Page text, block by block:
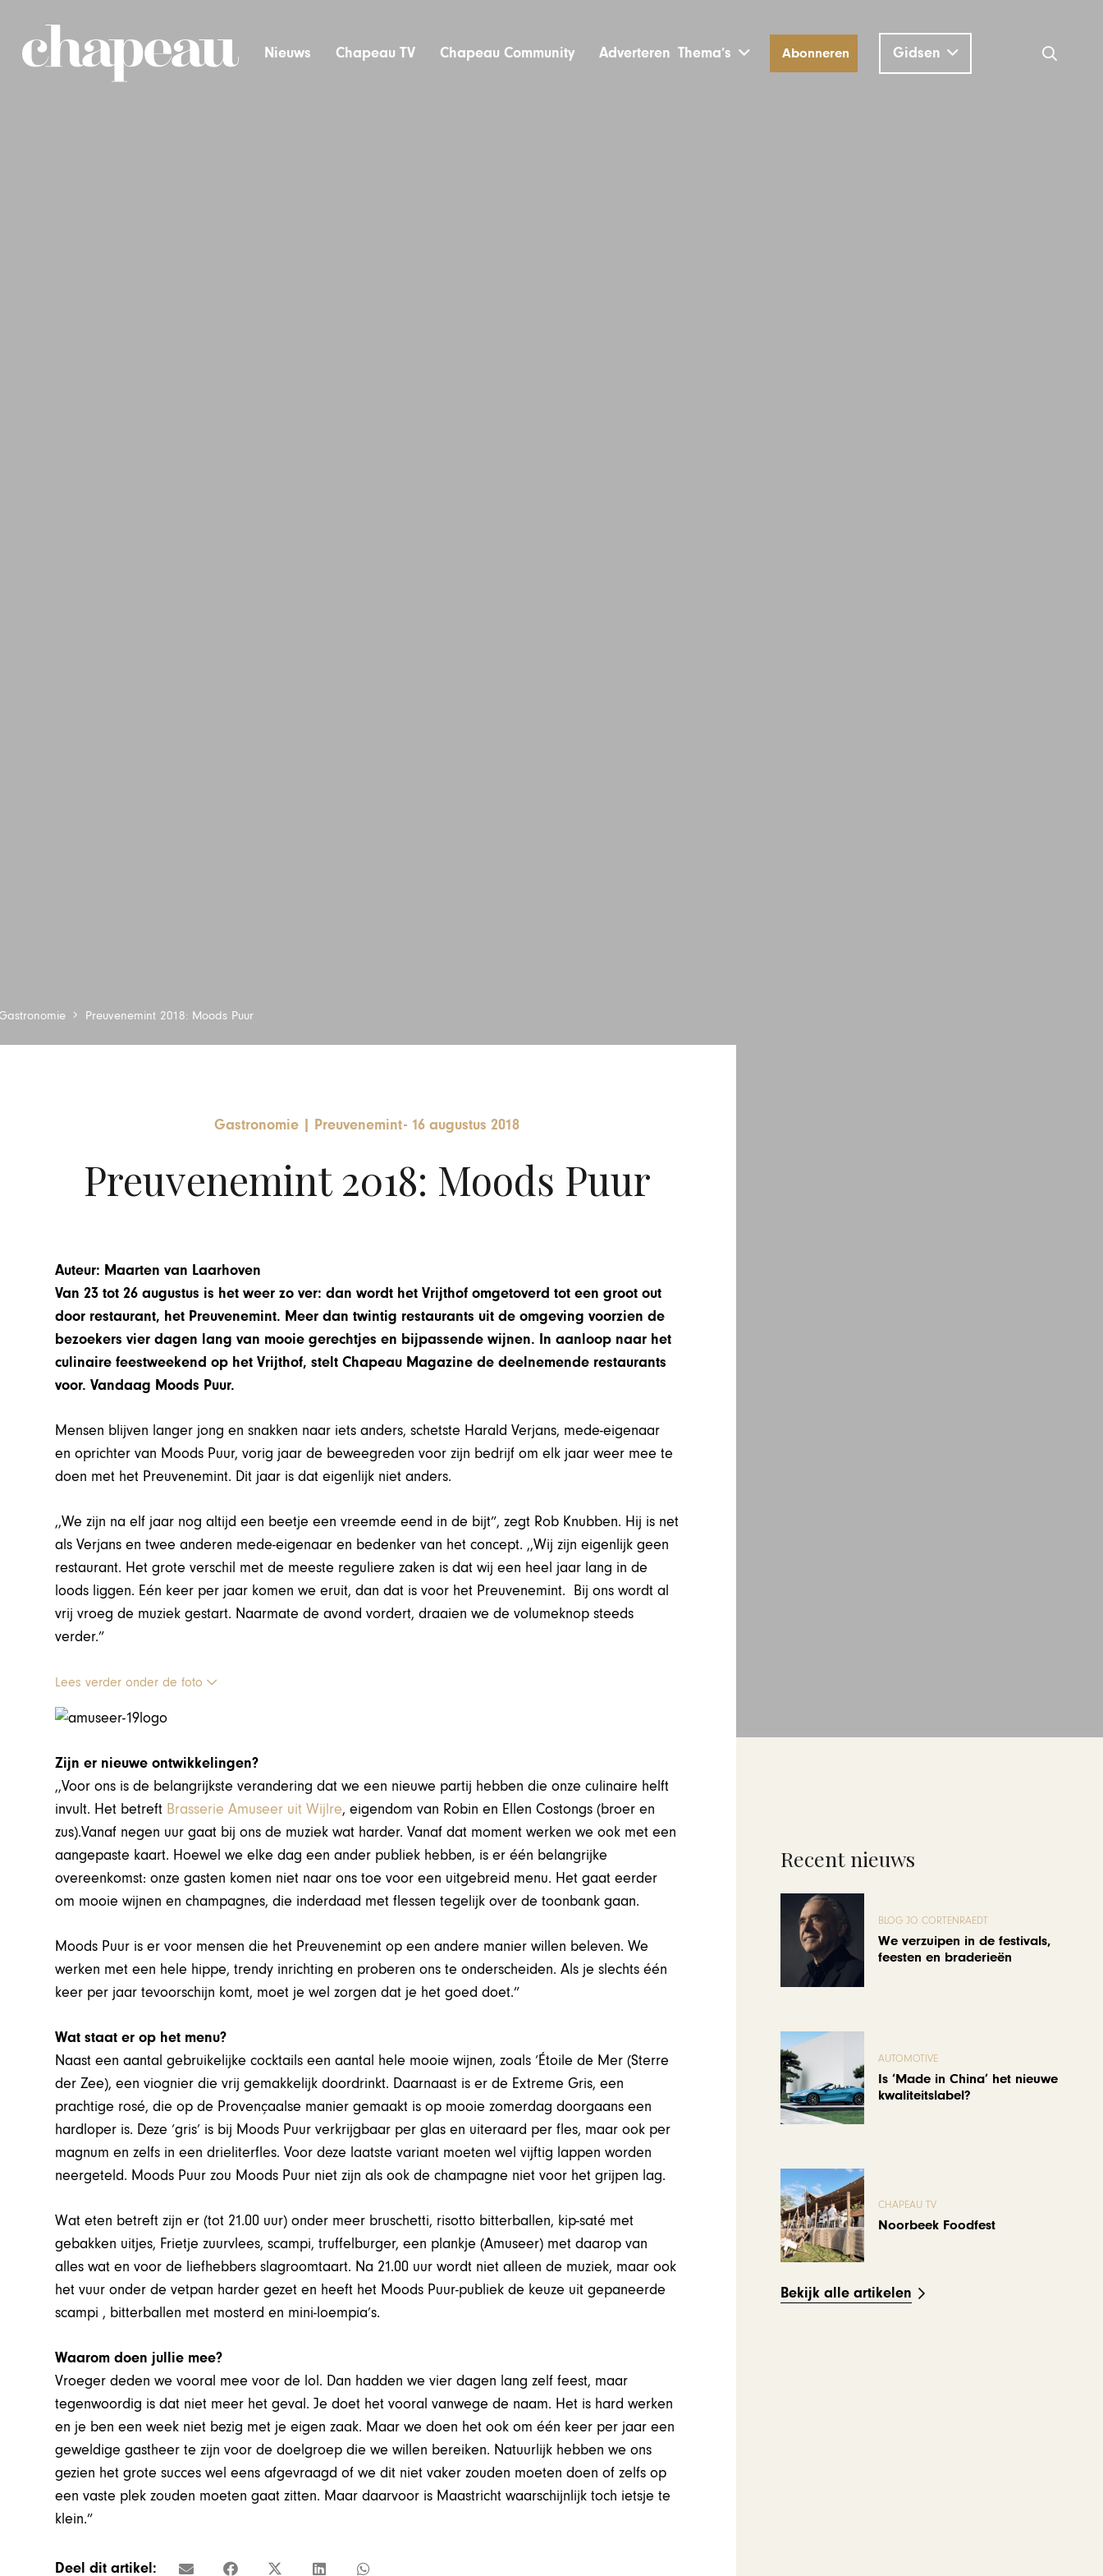
Nieuws Chapeau TV Chapeau Community Adverteren Thema’s Abonneren Gidsen
Preuvenemint 2018: Moods Puur
Gastronomie Preuvenemint- 16 augustus 2018
Preuvenemint 2018: Moods Puur
Auteur: Maarten van Laarhoven
Van 23 tot 26 augustus is het weer zo ver: dan wordt het Vrijthof omgetoverd tot een groot out
door restaurant, het Preuvenemint. Meer dan twintig restaurants uit de omgeving voorzien de
bezoekers vier dagen lang van mooie gerechtjes en bijpassende wijnen. In aanloop naar het
culinaire feestweekend op het Vrijthof, stelt Chapeau Magazine de deelnemende restaurants
voor. Vandaag Moods Puur.
Mensen blijven langer jong en snakken naar iets anders, schetste Harald Verjans, mede-eigenaar
en oprichter van Moods Puur, vorig jaar de beweegreden voor zijn bedrijf om elk jaar weer mee te
doen met het Preuvenemint. Dit jaar is dat eigenlijk niet anders.
,,We zijn na elf jaar nog altijd een beetje een vreemde eend in de bijt”, zegt Rob Knubben. Hij is net
als Verjans en twee anderen mede-eigenaar en bedenker van het concept. ,,Wij zijn eigenlijk geen
restaurant. Het grote verschil met de meeste reguliere zaken is dat wij een heel jaar lang in de
loods liggen. Eén keer per jaar komen we eruit, dan dat is voor het Preuvenemint. Bij ons wordt al
vrij vroeg de muziek gestart. Naarmate de avond vordert, draaien we de volumeknop steeds
verder.”
Lees verder onder de foto
Zijn er nieuwe ontwikkelingen?
,,Voor ons is de belangrijkste verandering dat we een nieuwe partij hebben die onze culinaire helft
invult. Het betreft Brasserie Amuseer uit Wijlre, eigendom van Robin en Ellen Costongs (broer en
zus).Vanaf negen uur gaat bij ons de muziek wat harder. Vanaf dat moment werken we ook met een
aangepaste kaart. Hoewel we elke dag een ander publiek hebben, is er één belangrijke
overeenkomst: onze gasten komen niet naar ons toe voor een uitgebreid menu. Het gaat eerder
om mooie wijnen en champagnes, die inderdaad met flessen tegelijk over de toonbank gaan.
Moods Puur is er voor mensen die het Preuvenemint op een andere manier willen beleven. We
werken met een hele hippe, trendy inrichting en proberen ons te onderscheiden. Als je slechts één
keer per jaar tevoorschijn komt, moet je wel zorgen dat je het goed doet.”
Wat staat er op het menu?
Naast een aantal gebruikelijke cocktails een aantal hele mooie wijnen, zoals ‘Étoile de Mer (Sterre
der Zee), een viognier die vrij gemakkelijk doordrinkt. Daarnaast is er de Extreme Gris, een
prachtige rosé, die op de Provençaalse manier gemaakt is op mooie zomerdag doorgaans een
hardloper is. Deze ‘gris’ is bij Moods Puur verkrijgbaar per glas en uiteraard per fles, maar ook per
magnum en zelfs in een drieliterfles. Voor deze laatste variant moeten wel vijftig lappen worden
neergeteld. Moods Puur zou Moods Puur niet zijn als ook de champagne niet voor het grijpen lag.
Wat eten betreft zijn er (tot 21.00 uur) onder meer bruschetti, risotto bitterballen, kip-saté met
gebakken uitjes, Frietje zuurvlees, scampi, truffelburger, een plankje (Amuseer) met daarop van
alles wat en voor de liefhebbers slagroomtaart. Na 21.00 uur wordt niet alleen de muziek, maar ook
het vuur onder de vetpan harder gezet en heeft het Moods Puur-publiek de keuze uit gepaneerde
scampi , bitterballen met mosterd en mini-loempia’s.
Waarom doen jullie mee?
Vroeger deden we vooral mee voor de lol. Dan hadden we vier dagen lang zelf feest, maar
tegenwoordig is dat niet meer het geval. Je doet het vooral vanwege de naam. Het is hard werken
en je ben een week niet bezig met je eigen zaak. Maar we doen het ook om één keer per jaar een
geweldige gastheer te zijn voor de doelgroep die we willen bereiken. Natuurlijk hebben we ons
gezien het grote succes wel eens afgevraagd of we dit niet vaker zouden moeten doen of zelfs op
een vaste plek zouden moeten gaat zitten. Maar daarvoor is Maastricht waarschijnlijk toch ietsje te
klein.”
Deel dit artikel:
Recent nieuws
BLOG JO CORTENRAEDT
We verzuipen in de festivals,
feesten en braderieën
AUTOMOTIVE
Is ‘Made in China’ het nieuwe
kwaliteitslabel?
CHAPEAU TV
Noorbeek Foodfest
Bekijk alle artikelen